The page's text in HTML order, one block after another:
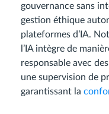
gouvernance sans
gestion éthique
plateformes d’IA.
l’IA intègre de
responsable avec
une supervision de
garantissant la